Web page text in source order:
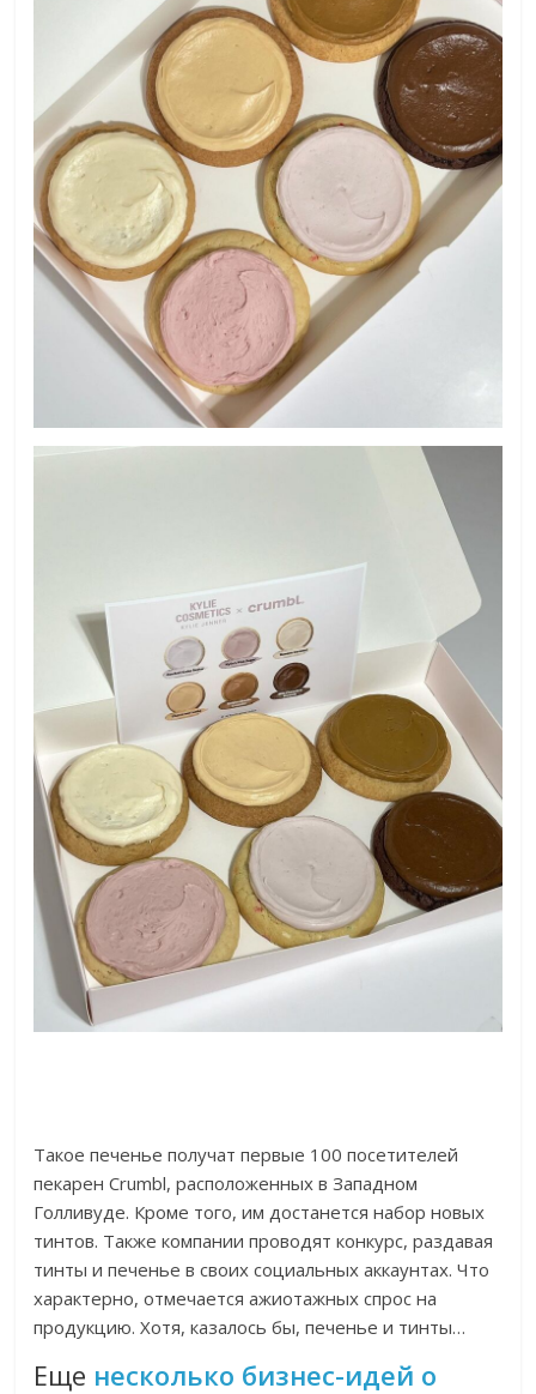
Такое печенье получат первые 100 посетителей
пекарен Crumbl, расположенных в Западном
Голливуде. Кроме того, им достанется набор новых
тинтов. Также компании проводят конкурс, раздавая
тинты и печенье в своих социальных аккаунтах. Что
характерно, отмечается ажиотажных спрос на
продукцию. Хотя, казалось бы, печенье и тинты…
Еще несколько бизнес-идей о